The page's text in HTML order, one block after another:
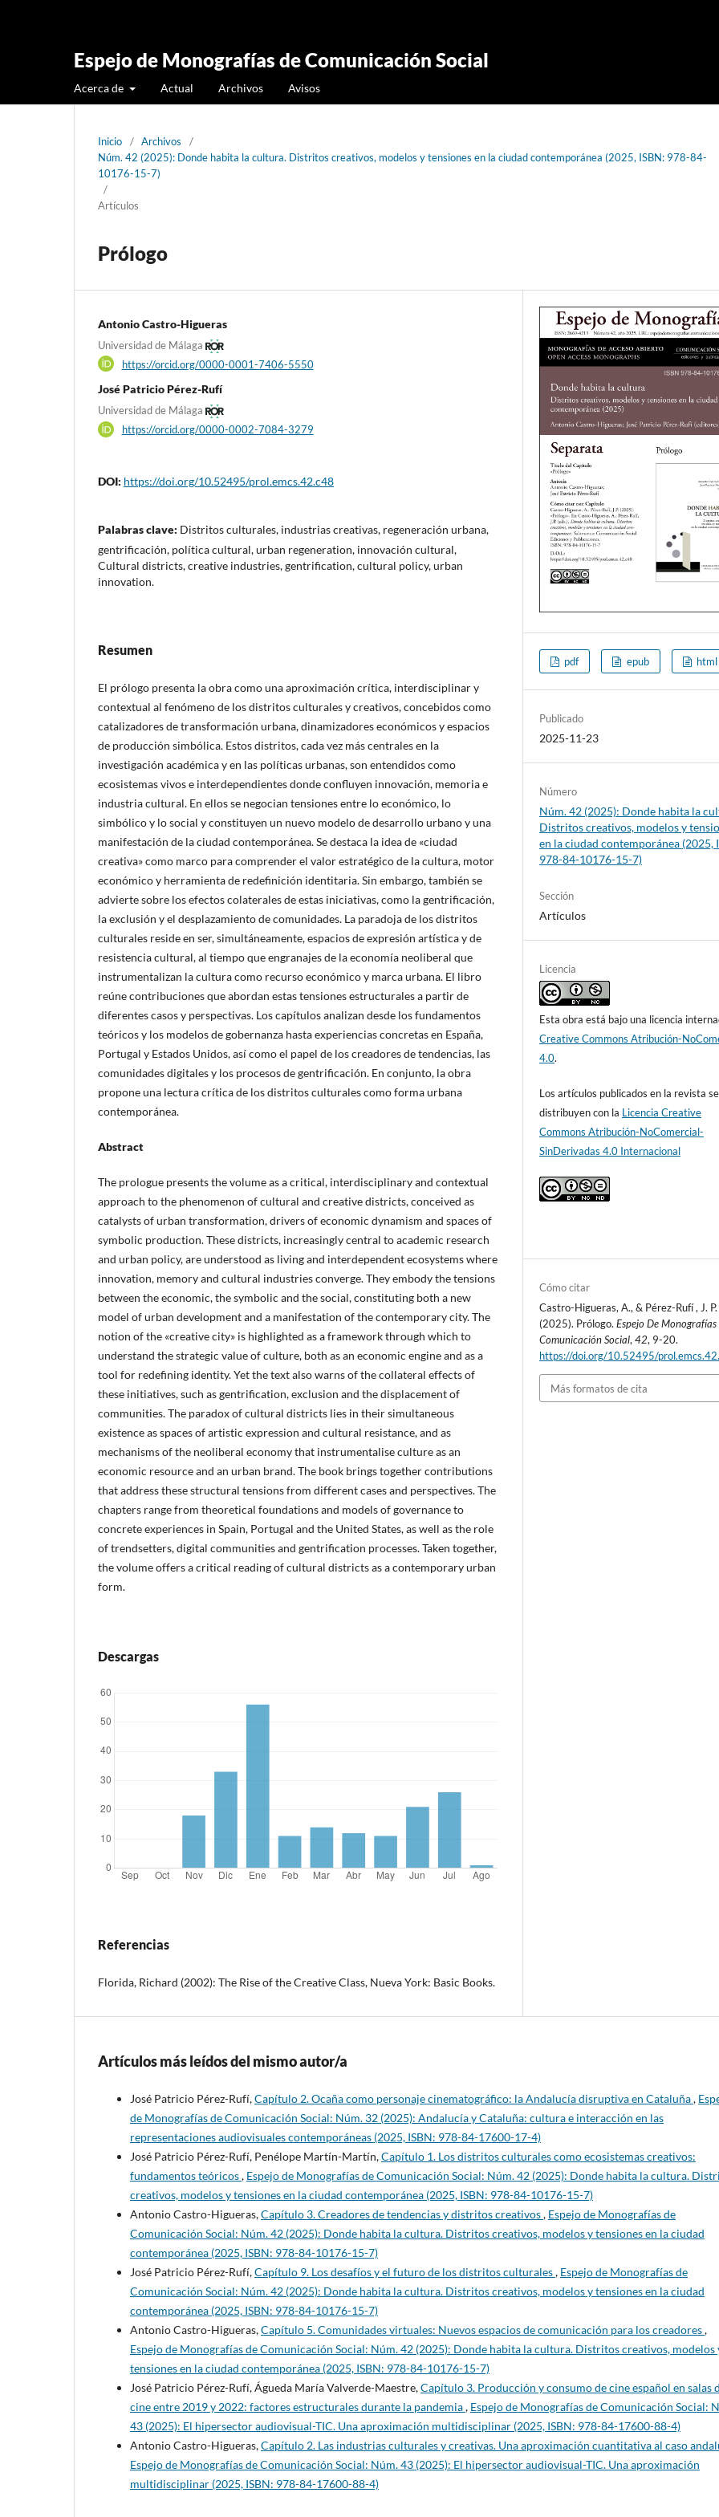
Espejo de Monografías de Comunicación Social
Acerca de Actual Archivos Avisos
Inicio / Archivos
/
Núm. 42 (2025): Donde habita la cultura. Distritos creativos, modelos y tensiones en la ciudad contemporánea (2025, ISBN: 978-84-
10176-15-7)
/
Artículos
Prólogo
Antonio Castro-Higueras
Universidad de Málaga
https://orcid.org/0000-0001-7406-5550
José Patricio Pérez-Rufí
Universidad de Málaga
https://orcid.org/0000-0002-7084-3279
DOI: https://doi.org/10.52495/prol.emcs.42.c48
Palabras clave: Distritos culturales, industrias creativas, regeneración urbana,
gentrificación, política cultural, urban regeneration, innovación cultural,
Cultural districts, creative industries, gentrification, cultural policy, urban
innovation.
Resumen
El prólogo presenta la obra como una aproximación crítica, interdisciplinar y
contextual al fenómeno de los distritos culturales y creativos, concebidos como
catalizadores de transformación urbana, dinamizadores económicos y espacios
de producción simbólica. Estos distritos, cada vez más centrales en la
investigación académica y en las políticas urbanas, son entendidos como
ecosistemas vivos e interdependientes donde confluyen innovación, memoria e
industria cultural. En ellos se negocian tensiones entre lo económico, lo
simbólico y lo social y constituyen un nuevo modelo de desarrollo urbano y una
manifestación de la ciudad contemporánea. Se destaca la idea de «ciudad
creativa» como marco para comprender el valor estratégico de la cultura, motor
económico y herramienta de redefinición identitaria. Sin embargo, también se
advierte sobre los efectos colaterales de estas iniciativas, como la gentrificación,
la exclusión y el desplazamiento de comunidades. La paradoja de los distritos
culturales reside en ser, simultáneamente, espacios de expresión artística y de
resistencia cultural, al tiempo que engranajes de la economía neoliberal que
instrumentalizan la cultura como recurso económico y marca urbana. El libro
reúne contribuciones que abordan estas tensiones estructurales a partir de
diferentes casos y perspectivas. Los capítulos analizan desde los fundamentos
teóricos y los modelos de gobernanza hasta experiencias concretas en España,
Portugal y Estados Unidos, así como el papel de los creadores de tendencias, las
comunidades digitales y los procesos de gentrificación. En conjunto, la obra
propone una lectura crítica de los distritos culturales como forma urbana
contemporánea.
Abstract
The prologue presents the volume as a critical, interdisciplinary and contextual
approach to the phenomenon of cultural and creative districts, conceived as
catalysts of urban transformation, drivers of economic dynamism and spaces of
symbolic production. These districts, increasingly central to academic research
and urban policy, are understood as living and interdependent ecosystems where
innovation, memory and cultural industries converge. They embody the tensions
between the economic, the symbolic and the social, constituting both a new
model of urban development and a manifestation of the contemporary city. The
notion of the «creative city» is highlighted as a framework through which to
understand the strategic value of culture, both as an economic engine and as a
tool for redefining identity. Yet the text also warns of the collateral effects of
these initiatives, such as gentrification, exclusion and the displacement of
communities. The paradox of cultural districts lies in their simultaneous
existence as spaces of artistic expression and cultural resistance, and as
mechanisms of the neoliberal economy that instrumentalise culture as an
economic resource and an urban brand. The book brings together contributions
that address these structural tensions from different cases and perspectives. The
chapters range from theoretical foundations and models of governance to
concrete experiences in Spain, Portugal and the United States, as well as the role
of trendsetters, digital communities and gentrification processes. Taken together,
the volume offers a critical reading of cultural districts as a contemporary urban
form.
Descargas
Referencias
Florida, Richard (2002): The Rise of the Creative Class, Nueva York: Basic Books.
pdf epub html
Publicado
2025-11-23
Número
Núm. 42 (2025): Donde habita la
Distritos creativos, modelos y
en la ciudad contemporánea (2025,
978-84-10176-15-7)
Sección
Artículos
Licencia
Esta obra está bajo una licencia
Creative Commons Atribución-
4.0.
Los artículos publicados en la revista se
distribuyen con la Licencia Creative
Commons Atribución-NoComercial-
SinDerivadas 4.0 Internacional
Cómo citar
Castro-Higueras, A., & Pérez-Rufí , J. P.
(2025). Prólogo.Espejo De Monografías
Comunicación Social,42, 9-20.
https://doi.org/10.52495/
Más formatos de cita
Artículos más leídos del mismo autor/a
José Patricio Pérez-Rufí,Capítulo 2. Ocaña como personaje cinematográfico: la Andalucía disruptiva en Cataluña,
de Monografías de Comunicación Social: Núm. 32 (2025): Andalucía y Cataluña: cultura e interacción en las
representaciones audiovisuales contemporáneas (2025, ISBN: 978-84-17600-17-4)
José Patricio Pérez-Rufí, Penélope Martín-Martín,Capítulo 1. Los distritos culturales como ecosistemas creativos:
fundamentos teóricos, Espejo de Monografías de Comunicación Social: Núm. 42 (2025): Donde habita la cultura.
creativos, modelos y tensiones en la ciudad contemporánea (2025, ISBN: 978-84-10176-15-7)
Antonio Castro-Higueras,Capítulo 3. Creadores de tendencias y distritos creativos, Espejo de Monografías de
Comunicación Social: Núm. 42 (2025): Donde habita la cultura. Distritos creativos, modelos y tensiones en la ciudad
contemporánea (2025, ISBN: 978-84-10176-15-7)
José Patricio Pérez-Rufí,Capítulo 9. Los desafíos y el futuro de los distritos culturales, Espejo de Monografías de
Comunicación Social: Núm. 42 (2025): Donde habita la cultura. Distritos creativos, modelos y tensiones en la ciudad
contemporánea (2025, ISBN: 978-84-10176-15-7)
Antonio Castro-Higueras,Capítulo 5. Comunidades virtuales: Nuevos espacios de comunicación para los creadores,
Espejo de Monografías de Comunicación Social: Núm. 42 (2025): Donde habita la cultura. Distritos creativos, modelos
tensiones en la ciudad contemporánea (2025, ISBN: 978-84-10176-15-7)
José Patricio Pérez-Rufí, Águeda María Valverde-Maestre,Capítulo 3. Producción y consumo de cine español en salas
cine entre 2019 y 2022: factores estructurales durante la pandemia, Espejo de Monografías de Comunicación Social:
43 (2025): El hipersector audiovisual-TIC. Una aproximación multidisciplinar (2025, ISBN: 978-84-17600-88-4)
Antonio Castro-Higueras,Capítulo 2. Las industrias culturales y creativas. Una aproximación cuantitativa al caso
Espejo de Monografías de Comunicación Social: Núm. 43 (2025): El hipersector audiovisual-TIC. Una aproximación
multidisciplinar (2025, ISBN: 978-84-17600-88-4)